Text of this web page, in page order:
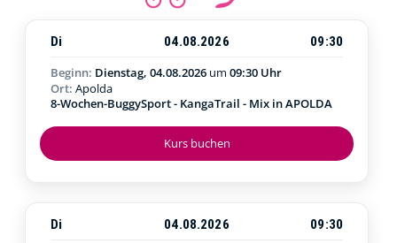
Kurs buchen
Di 04.08.2026
09:30
Beginn: Dienstag, 04.08.2026 um 09:30 Uhr
Ort: Apolda
8-Wochen-BuggySport - KangaTrail - Mix in APOLDA
Di 04.08.2026
09:30